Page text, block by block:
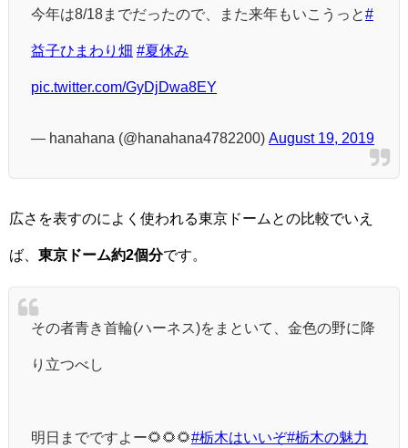
今年は8/18までだったので、また来年もいこうっと#
益子ひまわり畑 #夏休み
pic.twitter.com/GyDjDwa8EY
— hanahana (@hanahana4782200) August 19, 2019
広さを表すのによく使われる東京ドームとの比較でいえ
ば、 東京ドーム約2個分です。
その者青き首輪(ハーネス)をまといて、金色の野に降
り立つべし
明日までですよー🌻🌻🌻#栃木はいいぞ#栃木の魅力